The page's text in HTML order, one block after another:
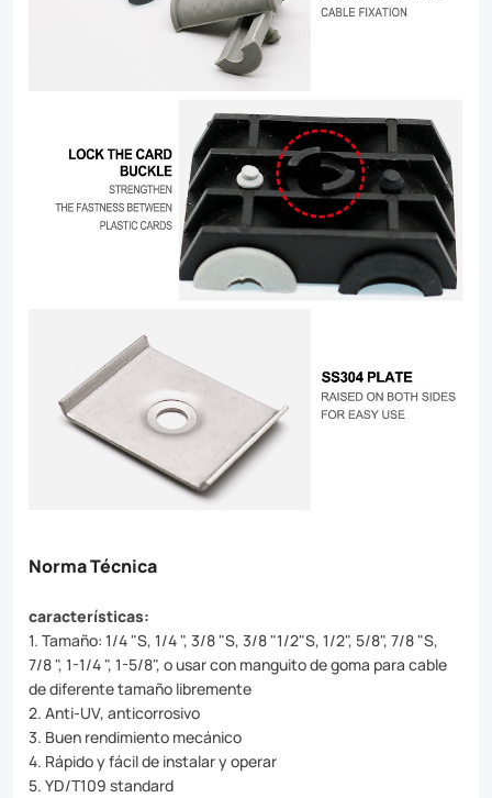
Norma Técnica
características:
1. Tamaño: 1/4 "S, 1/4 ", 3/8 "S, 3/8 "1/2"S, 1/2", 5/8", 7/8 "S,
7/8 ", 1-1/4 ", 1-5/8", o usar con manguito de goma para cable
de diferente tamaño libremente
2. Anti-UV, anticorrosivo
3. Buen rendimiento mecánico
4. Rápido y fácil de instalar y operar
5. YD/T109 standard